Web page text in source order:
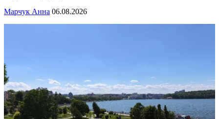
Марчук Анна 06.08.2026